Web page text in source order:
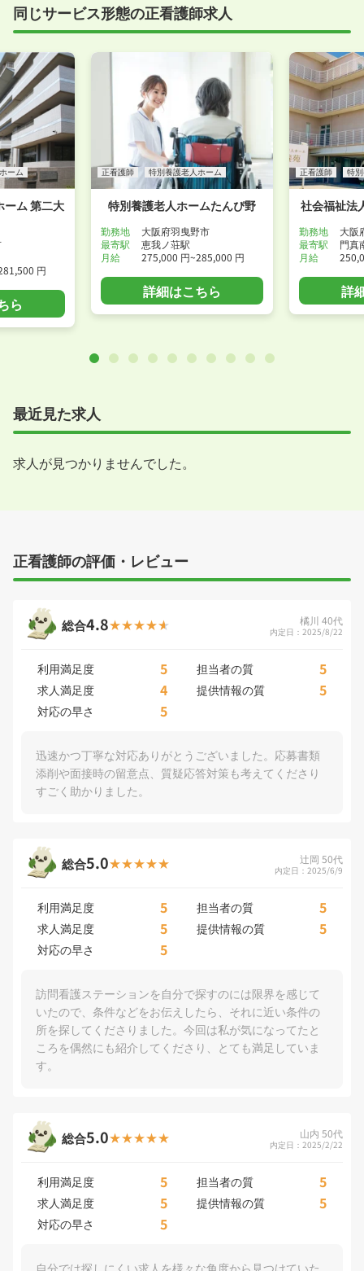
同じサービス形態の正看護師求人
ーム
ーム 第二大
円
ら
正看護師 特別養護老人ホーム
特別養護老人ホームたんぴ野
勤務地
大阪府羽曳野市
最寄駅
恵我ノ荘駅
月給
275,000 円~285,000 円
詳細はこちら
正看護師 特
社会福祉法
勤務地
大阪
最寄駅
門真
月給
詳
最近見た求人
求人が見つかりませんでした。
正看護師の評価・レビュー
総合4.8 橘川 40代
内定日：2025/8/22
利用満足度 5 担当者の質 5
求人満足度 4 提供情報の質 5
対応の早さ 5
迅速かつ丁寧な対応ありがとうございました。応募書類
添削や面接時の留意点、質疑応答対策も考えてくださり
すごく助かりました。
総合5.0 辻岡 50代
内定日：2025/6/9
利用満足度 5 担当者の質 5
求人満足度 5 提供情報の質 5
対応の早さ 5
訪問看護ステーションを自分で探すのには限界を感じて
いたので、条件などをお伝えしたら、それに近い条件の
所を探してくださりました。今回は私が気になってたと
ころを偶然にも紹介してくださり、とても満足していま
す。
総合5.0 山内 50代
内定日：2025/2/22
利用満足度 5 担当者の質 5
求人満足度 5 提供情報の質 5
対応の早さ 5